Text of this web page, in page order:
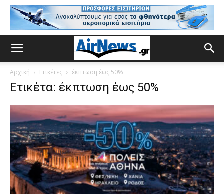
Αρχική Ετικέτες έκπτωση έως 50%
Ετικέτα: έκπτωση έως 50%